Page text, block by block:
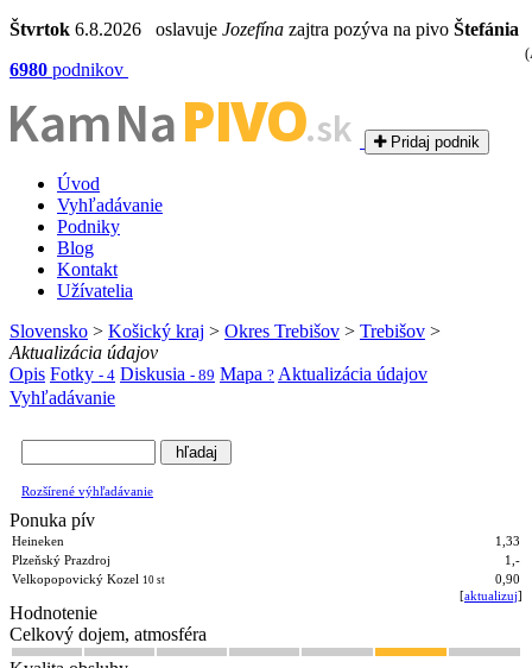
Štvrtok 6.8.2026 oslavuje Jozefína zajtra pozýva na pivo Štefánia
6980 podnikov
Kam NaPIVO.sk Pridaj podnik
Úvod
Vyhľadávanie
Podniky
Blog
Kontakt
Užívatelia
Slovensko > Košický kraj > Okres Trebišov > Trebišov >
Aktualizácia údajov
Opis Fotky - 4 Diskusia - 89 Mapa ? Aktualizácia údajov
Vyhľadávanie
Rozšírené výhľadávanie
Ponuka pív
Heineken
1,33
Plzeňský Prazdroj
1,-
Velkopopovický Kozel 10 st
0,90
[aktualizuj]
Hodnotenie
Celkový dojem, atmosféra